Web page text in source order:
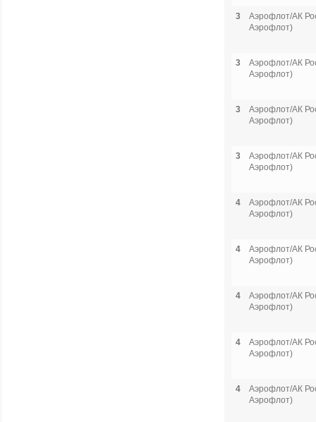
3
Аэрофлот/АК
Аэрофлот)
3
Аэрофлот/АК
Аэрофлот)
3
Аэрофлот/АК
Аэрофлот)
3
Аэрофлот/АК
Аэрофлот)
4
Аэрофлот/АК
Аэрофлот)
4
Аэрофлот/АК
Аэрофлот)
4
Аэрофлот/АК
Аэрофлот)
4
Аэрофлот/АК
Аэрофлот)
4
Аэрофлот/АК
Аэрофлот)